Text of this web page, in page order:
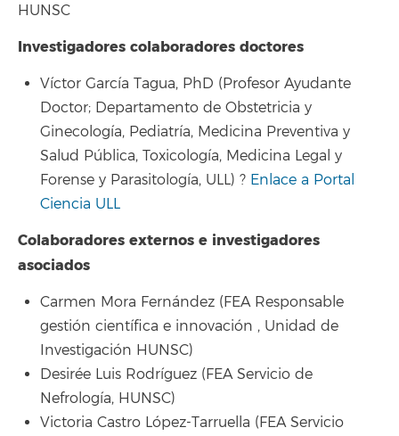
HUNSC
Investigadores colaboradores doctores
Víctor García Tagua, PhD (Profesor Ayudante
Doctor; Departamento de Obstetricia y
Ginecología, Pediatría, Medicina Preventiva y
Salud Pública, Toxicología, Medicina Legal y
Forense y Parasitología, ULL) ? Enlace a Portal
Ciencia ULL
Colaboradores externos e investigadores
asociados
Carmen Mora Fernández (FEA Responsable
gestión científica e innovación , Unidad de
Investigación HUNSC)
Desirée Luis Rodríguez (FEA Servicio de
Nefrología, HUNSC)
Victoria Castro López-Tarruella (FEA Servicio